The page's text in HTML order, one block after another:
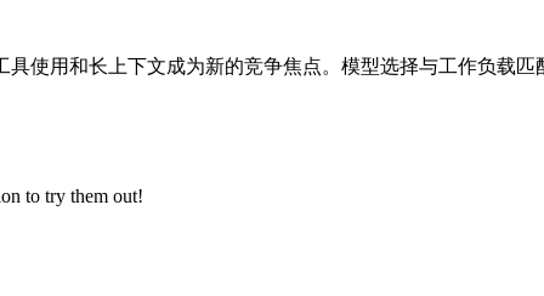
使用和长上下文成为新的竞争焦点。模型选择与工作负载
to try them out!